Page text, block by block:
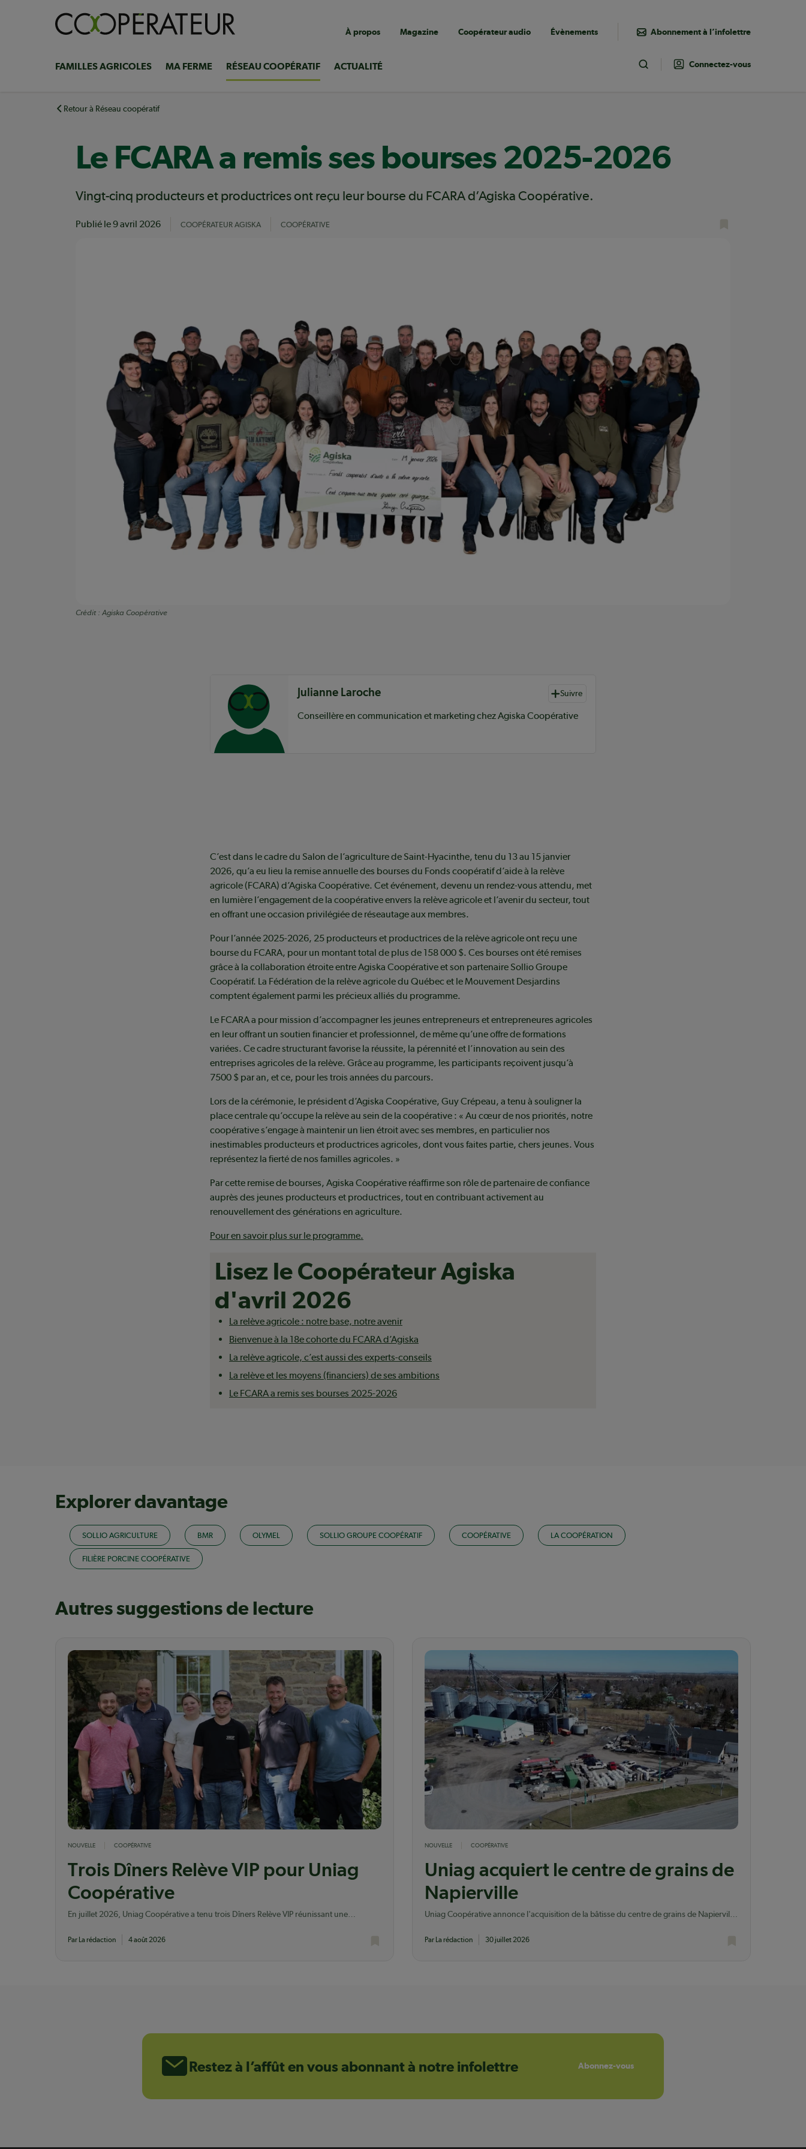
Navigation
utilitaire
À propos Magazine Coopérateur audio Évènements Abonnement à l’infolettre
Navigation
principale
FAMILLES AGRICOLES MA FERME RÉSEAU COOPÉRATIF ACTUALITÉ Toggle Search
Connectez-vous
Retour à Réseau coopératif
Le FCARA a remis ses bourses 2025-2026
Vingt-cinq producteurs et productrices ont reçu leur bourse du FCARA d’Agiska Coopérative.
Publié le9 avril 2026 COOPÉRATEUR AGISKA COOPÉRATIVE
Crédit : Agiska Coopérative
Auteurs de contenu Julianne Laroche Suivre
Conseillère en communication et marketing chez Agiska Coopérative
C’est dans le cadre du Salon de l’agriculture de Saint-Hyacinthe, tenu du 13 au 15 janvier
2026, qu’a eu lieu la remise annuelle des bourses du Fonds coopératif d’aide à la relève
agricole (FCARA) d’Agiska Coopérative. Cet événement, devenu un rendez-vous attendu, met
en lumière l’engagement de la coopérative envers la relève agricole et l’avenir du secteur, tout
en offrant une occasion privilégiée de réseautage aux membres.
Pour l’année 2025-2026, 25 producteurs et productrices de la relève agricole ont reçu une
bourse du FCARA, pour un montant total de plus de 158 000 $. Ces bourses ont été remises
grâce à la collaboration étroite entre Agiska Coopérative et son partenaire Sollio Groupe
Coopératif. La Fédération de la relève agricole du Québec et le Mouvement Desjardins
comptent également parmi les précieux alliés du programme.
Le FCARA a pour mission d’accompagner les jeunes entrepreneurs et entrepreneures agricoles
en leur offrant un soutien financier et professionnel, de même qu’une offre de formations
variées. Ce cadre structurant favorise la réussite, la pérennité et l’innovation au sein des
entreprises agricoles de la relève. Grâce au programme, les participants reçoivent jusqu’à
7500 $ par an, et ce, pour les trois années du parcours.
Lors de la cérémonie, le président d’Agiska Coopérative, Guy Crépeau, a tenu à souligner la
place centrale qu’occupe la relève au sein de la coopérative : « Au cœur de nos priorités, notre
coopérative s’engage à maintenir un lien étroit avec ses membres, en particulier nos
inestimables producteurs et productrices agricoles, dont vous faites partie, chers jeunes. Vous
représentez la fierté de nos familles agricoles. »
Par cette remise de bourses, Agiska Coopérative réaffirme son rôle de partenaire de confiance
auprès des jeunes producteurs et productrices, tout en contribuant activement au
renouvellement des générations en agriculture.
Pour en savoir plus sur le programme.
Lisez le Coopérateur Agiska
d'avril 2026
La relève agricole : notre base, notre avenir
Bienvenue à la 18e cohorte du FCARA d’Agiska
La relève agricole, c’est aussi des experts-conseils
La relève et les moyens (financiers) de ses ambitions
Le FCARA a remis ses bourses 2025-2026
Explorer davantage
SOLLIO AGRICULTURE BMR OLYMEL SOLLIO GROUPE COOPÉRATIF COOPÉRATIVE LA COOPÉRATION
FILIÈRE PORCINE COOPÉRATIVE
Autres suggestions de lecture
NOUVELLE COOPÉRATIVE
Trois Dîners Relève VIP pour Uniag
Coopérative
En juillet 2026, Uniag Coopérative a tenu trois Dîners Relève VIP réunissant une
Par La rédaction 4 août 2026
NOUVELLE COOPÉRATIVE
Uniag acquiert le centre de grains de
Napierville
Uniag Coopérative annonce l'acquisition de la bâtisse du centre de grains de Napierville
Par La rédaction 30 juillet 2026
Restez à l’affût en vous abonnant à notre infolettre Abonnez-vous